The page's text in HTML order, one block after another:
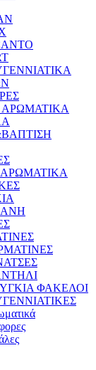
ΑΡΩΜΑΤΙΚΑ
ΦΑΚΕΛΟΙ